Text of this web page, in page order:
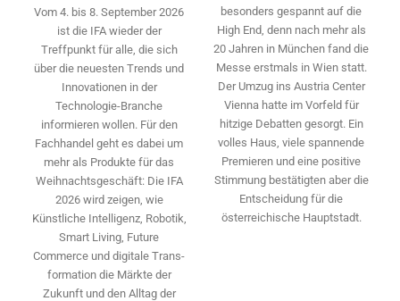
Vom 4. bis 8. September 2026
ist die IFA wieder der
Treffpunkt für alle, die sich
über die neuesten Trends und
Innovationen in der
Technologie-­Branche
informieren wollen. Für den
Fachhandel geht es dabei um
mehr als Produkte für das
Weihnachtsgeschäft: Die IFA
2026 wird ­zeigen, wie
Künstliche Intelligenz, Robotik,
Smart Living, Future
Commerce und digitale Trans­
formation die Märkte der
Zukunft und den Alltag der
besonders gespannt auf die
High End, denn nach mehr als
20 Jahren in München fand die
Messe erstmals in Wien statt.
Der Umzug ins Austria Center
Vienna hatte im Vorfeld für
hitzige Debatten gesorgt. Ein
volles Haus, viele spannende
Premieren und eine positive
Stimmung bestätigten aber die
Entscheidung für die
österreichische Hauptstadt.